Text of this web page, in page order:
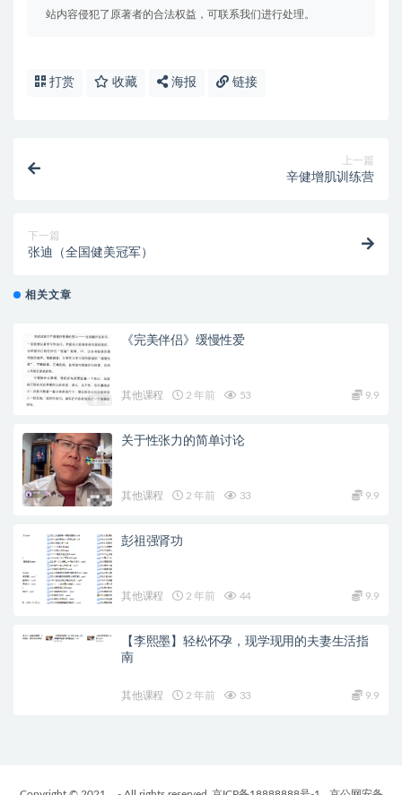
站内容侵犯了原著者的合法权益，可联系我们进行处理。
打赏 收藏 海报 链接
上一篇
辛健增肌训练营
下一篇
张迪（全国健美冠军）
相关文章
《完美伴侣》缓慢性爱
其他课程 2 年前 53 9.9
关于性张力的简单讨论
其他课程 2 年前 33 9.9
彭祖强肾功
其他课程 2 年前 44 9.9
【李熙墨】轻松怀孕，现学现用的夫妻生活指
南
其他课程 2 年前 33 9.9